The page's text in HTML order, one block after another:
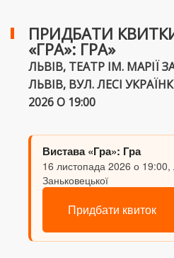
ПРИДБАТИ
«ГРА»: ГРА»
ЛЬВІВ, ТЕАТР ІМ. МАРІЇ
ЛЬВІВ, ВУЛ. ЛЕСІ
2026 О 19:00
Вистава «Гра»: Гра
16 листопада 2026 о 19:00,
Заньковецької
Придбати квиток